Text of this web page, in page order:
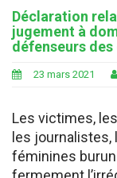
Déclaration
jugement à
défenseurs
23 mars 2021
Les victimes,
les
féminines